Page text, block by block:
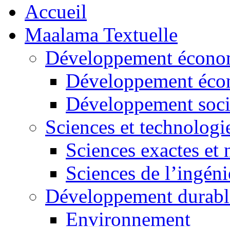
Accueil
Maalama Textuelle
Développement
Développement
Développement
Sciences et
Sciences exactes et
Sciences de
Développement
Environnement